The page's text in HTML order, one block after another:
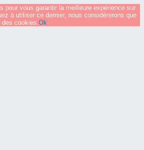
pour vous garantir la meilleure expérience sur
à utiliser ce dernier, nous considérerons que
cookies.Ok